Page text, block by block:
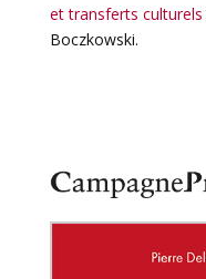
et transferts culturels
Boczkowski.